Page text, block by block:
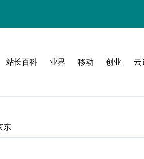
南
战
站长百科 业界 移动 创业 云
东